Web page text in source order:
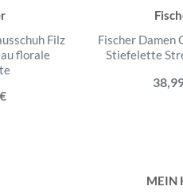
Filz
florale
Fischer Damen
Stiefelette
MEIN